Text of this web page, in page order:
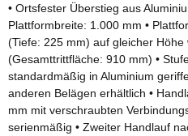
• Ortsfester Überstieg aus
Plattformbreite: 1.000 mm •
(Tiefe: 225 mm) auf gleicher
(Gesamttrittfläche: 910 mm) •
standardmäßig in Aluminium
anderen Belägen erhältlich •
mm mit verschraubten
serienmäßig • Zweiter Handlauf